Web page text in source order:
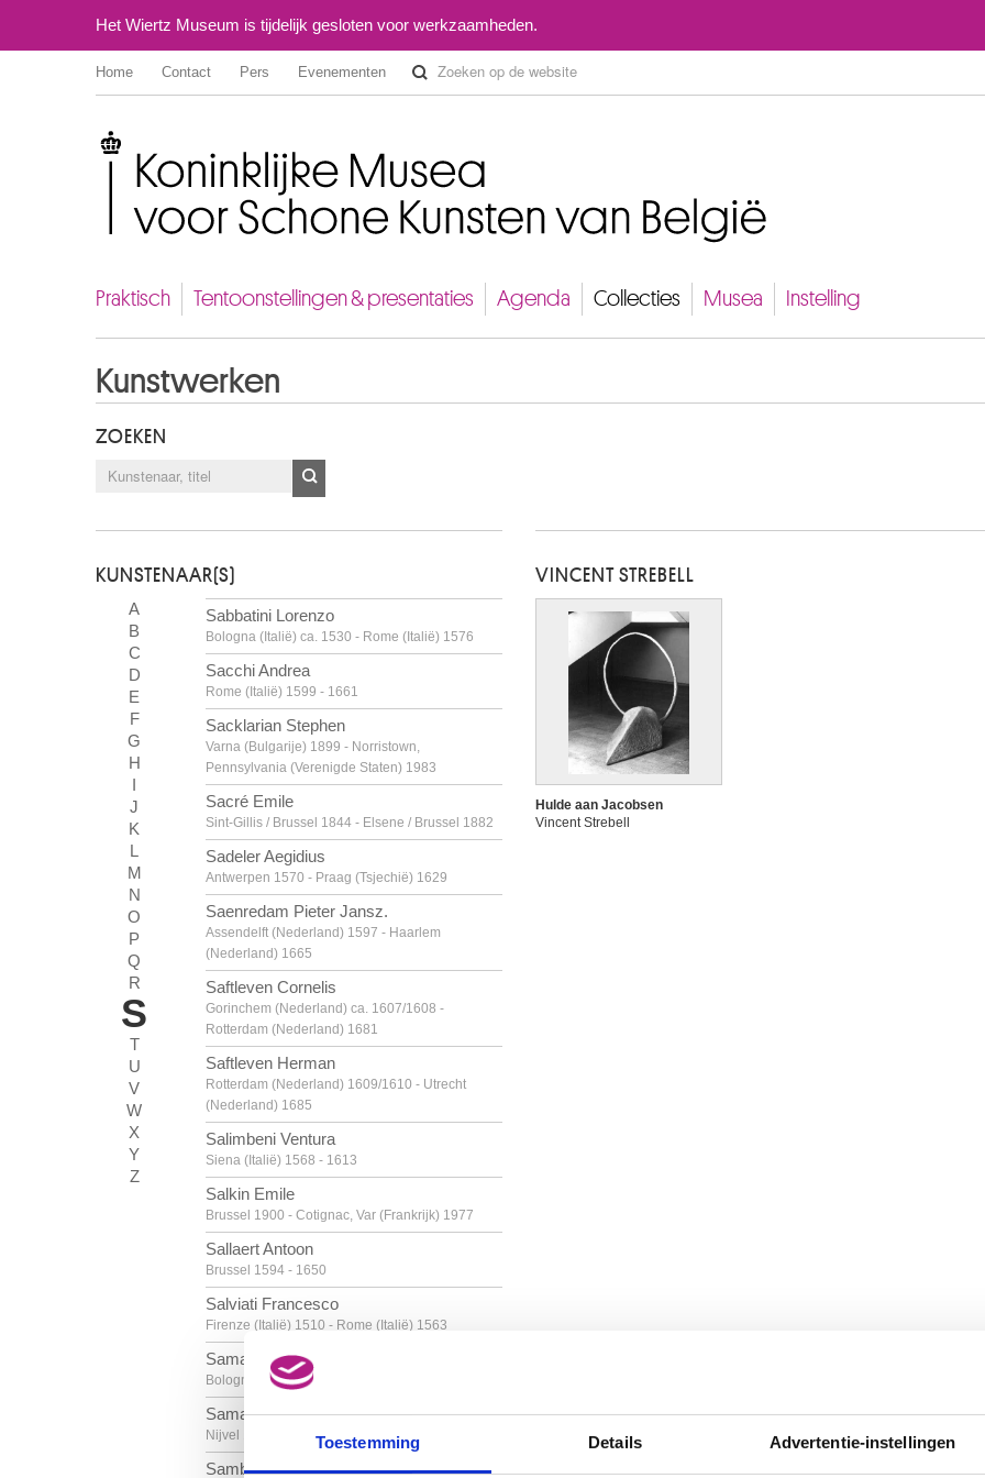
Toestemming Details Advertentie-instellingen
Het Wiertz Museum is tijdelijk gesloten voor werkzaamheden.
Home Contact Pers Evenementen
Praktisch Tentoonstellingen & presentaties Agenda Collecties Musea Instelling
Kunstwerken
ZOEKEN
KUNSTENAAR(S)
A
B
C
D
E
F
G
H
I
J
K
L
M
N
O
P
Q
R
S
T
U
V
W
X
Y
Z
Sabbatini Lorenzo
Bologna (Italië) ca. 1530 - Rome (Italië) 1576
Sacchi Andrea
Rome (Italië) 1599 - 1661
Sacklarian Stephen
Varna (Bulgarije) 1899 - Norristown,
Pennsylvania (Verenigde Staten) 1983
Sacré Emile
Sint-Gillis / Brussel 1844 - Elsene / Brussel 1882
Sadeler Aegidius
Antwerpen 1570 - Praag (Tsjechië) 1629
Saenredam Pieter Jansz.
Assendelft (Nederland) 1597 - Haarlem
(Nederland) 1665
Saftleven Cornelis
Gorinchem (Nederland) ca. 1607/1608 -
Rotterdam (Nederland) 1681
Saftleven Herman
Rotterdam (Nederland) 1609/1610 - Utrecht
(Nederland) 1685
Salimbeni Ventura
Siena (Italië) 1568 - 1613
Salkin Emile
Brussel 1900 - Cotignac, Var (Frankrijk) 1977
Sallaert Antoon
Brussel 1594 - 1650
Salviati Francesco
Firenze (Italië) 1510 - Rome (Italië) 1563
Samacchini Orazio
Bologna (Italië) 1532 - 1577
Samain Louis
Nijvel 1834 - Brussel 1901
Samba Chéri
VINCENT STREBELL
Hulde aan Jacobsen
Vincent Strebell